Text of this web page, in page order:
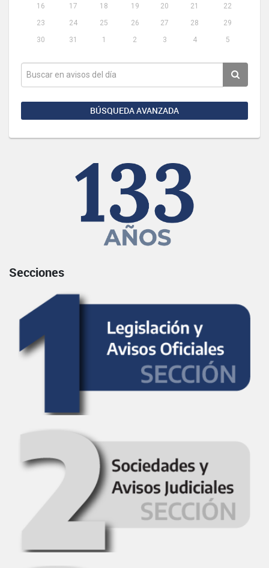
16
17 18 19 20 21
22
23
24 25 26 27 28
29
30
31 1 2 3 4 5
BÚSQUEDA AVANZADA
Secciones